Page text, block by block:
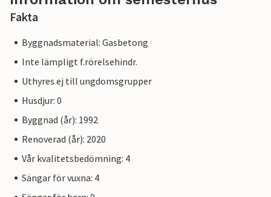
Fakta
Byggnadsmaterial: Gasbetong
Inte lämpligt f.rörelsehindr.
Uthyres ej till ungdomsgrupper
Husdjur: 0
Byggnad (år): 1992
Renoverad (år): 2020
Vår kvalitetsbedömning: 4
Sängar för vuxna: 4